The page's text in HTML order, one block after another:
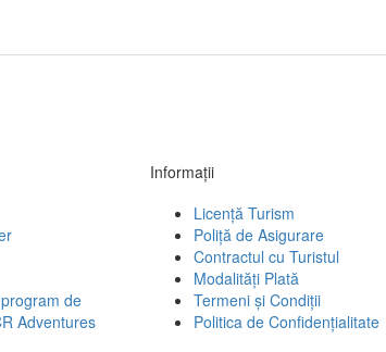
de
Adventures
Informații
Licență Turism
Poliță de Asigurare
Contractul cu Turistul
Modalități Plată
Termeni și Condiții
Politica de Confidențialitate